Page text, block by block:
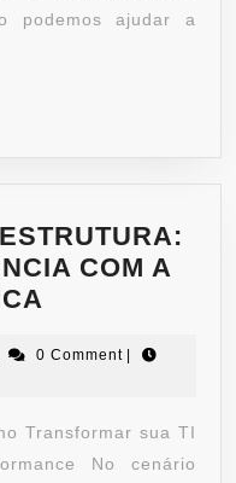
podemos ajudar a
COM A
0 Comment
Transformar sua TI
No cenário